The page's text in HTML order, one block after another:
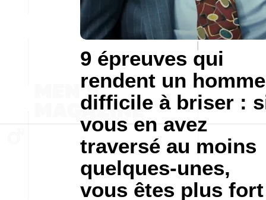
9 épreuves qui
rendent un homme
difficile à briser :
vous en avez
traversé au moins
quelques-unes,
vous êtes plus fort